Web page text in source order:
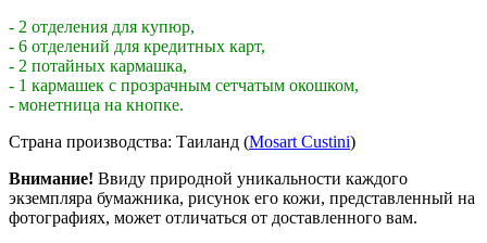
- 2 отделения для купюр,
- 6 отделений для кредитных карт,
- 2 потайных кармашка,
- 1 кармашек с прозрачным сетчатым окошком,
- монетница на кнопке.
Страна производства: Таиланд (Mosart Custini)
Внимание! Ввиду природной уникальности каждого
экземпляра бумажника, рисунок его кожи, представленный на
фотографиях, может отличаться от доставленного вам.